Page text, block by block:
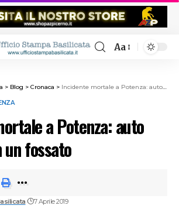
Aa
> Blog > Cronaca > Incidente mortale a Potenza: auto precipita in un fossato
a Potenza: auto
fossato
7 Aprile 2019